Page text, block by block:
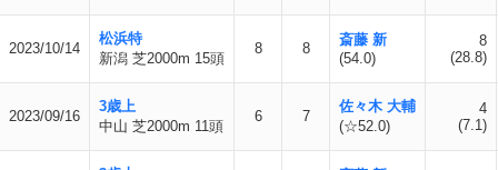
2023/10/14
松浜特
新潟 芝2000m 15頭
8 8
斎藤 新
(54.0)
8
(28.8)
2023/09/16
3歳上
中山 芝2000m 11頭
6 7
佐々木 大輔
(☆52.0)
4
(7.1)